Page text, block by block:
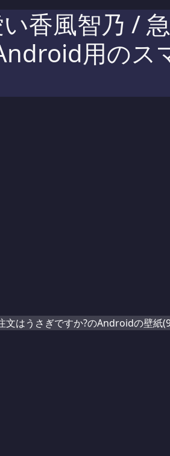
香風智乃 /
用のス